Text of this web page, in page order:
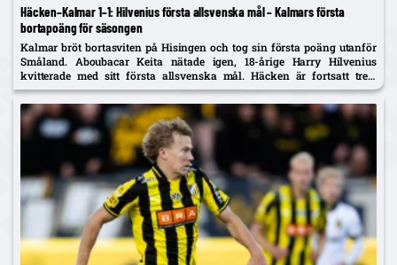
Häcken–Kalmar 1–1: Hilvenius första allsvenska mål – Kalmars första
bortapoäng för säsongen
Kalmar bröt bortasviten på Hisingen och tog sin första poäng utanför
Småland. Aboubacar Keita nätade igen, 18-årige Harry Hilvenius
kvitterade med sitt första allsvenska mål. Häcken är fortsatt trea,
Kalmar kliver upp på tionde plats.